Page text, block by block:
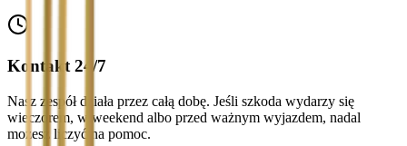
Kontakt 24/7
Nasz zespół działa przez całą dobę. Jeśli szkoda wydarzy się
wieczorem, w weekend albo przed ważnym wyjazdem, nadal
możesz liczyć na pomoc.